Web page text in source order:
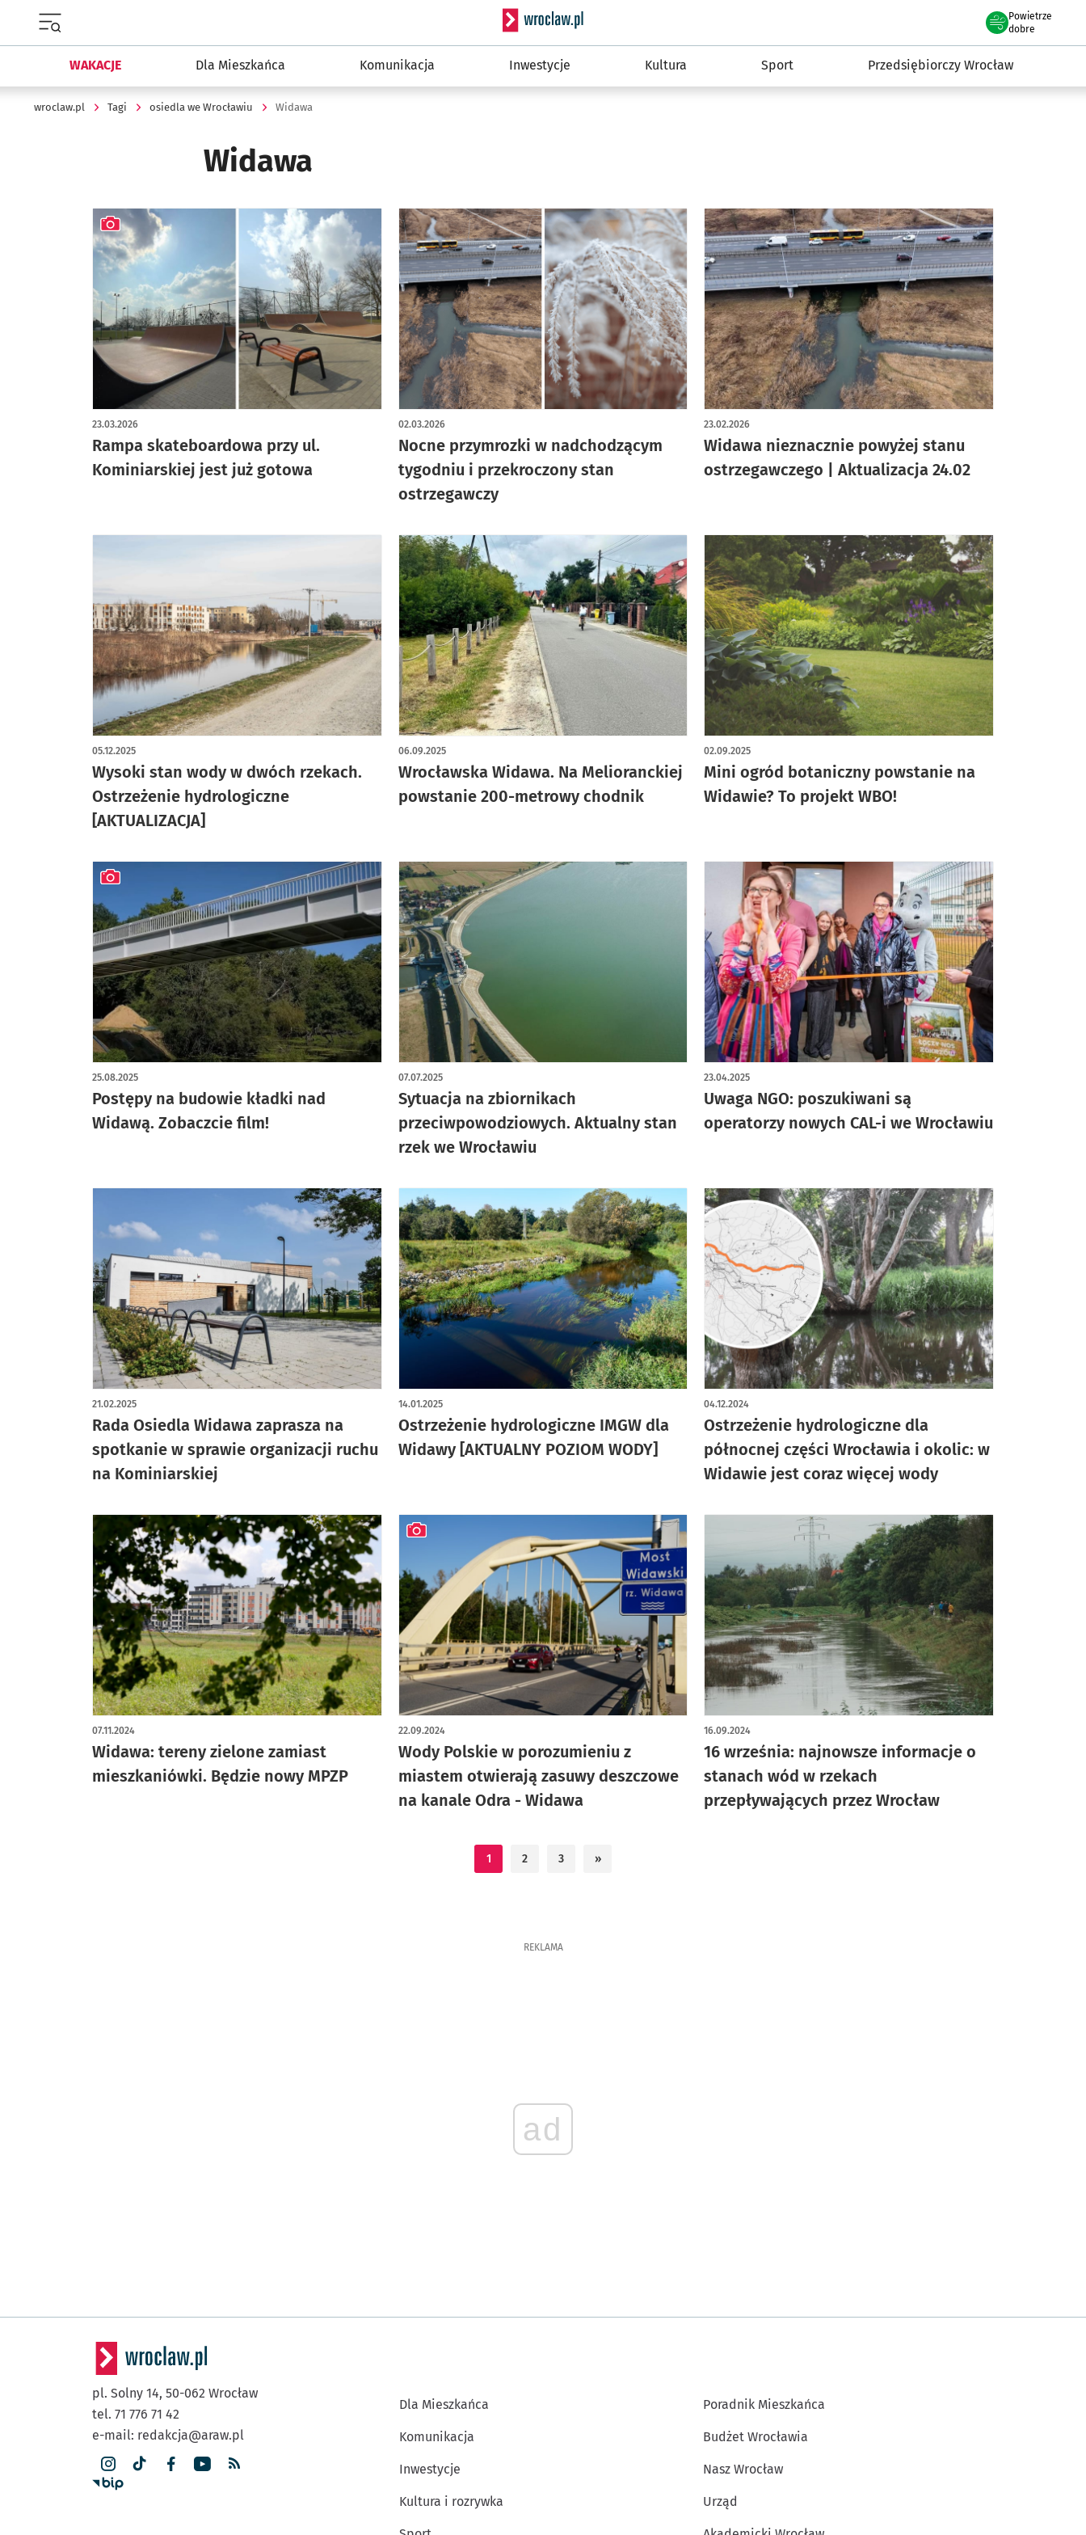
Serwis informacyjny wroclaw.pl
Powietrze
we Wrocławiu
dobre
WAKACJE Dla Mieszkańca Komunikacja Inwestycje Kultura Sport Przedsiębiorczy Wrocław
wroclaw.pl Tagi osiedla we Wrocławiu Widawa
Widawa
Rampa skateboardowa przy ul.
Kominiarskiej jest już gotowa
23.03.2026
artykuł z galerią zdjęć
Nocne przymrozki w nadchodzącym
tygodniu i przekroczony stan
ostrzegawczy
02.03.2026
Widawa nieznacznie powyżej stanu
ostrzegawczego | Aktualizacja 24.02
23.02.2026
Wysoki stan wody w dwóch rzekach.
Ostrzeżenie hydrologiczne
[AKTUALIZACJA]
05.12.2025
Wrocławska Widawa. Na Melioranckiej
powstanie 200-metrowy chodnik
06.09.2025
Mini ogród botaniczny powstanie na
Widawie? To projekt WBO!
02.09.2025
Postępy na budowie kładki nad
Widawą. Zobaczcie film!
25.08.2025
artykuł z galerią zdjęć
Sytuacja na zbiornikach
przeciwpowodziowych. Aktualny stan
rzek we Wrocławiu
07.07.2025
Uwaga NGO: poszukiwani są
operatorzy nowych CAL-i we Wrocławiu
23.04.2025
Rada Osiedla Widawa zaprasza na
spotkanie w sprawie organizacji ruchu
na Kominiarskiej
21.02.2025
Ostrzeżenie hydrologiczne IMGW dla
Widawy [AKTUALNY POZIOM WODY]
14.01.2025
Ostrzeżenie hydrologiczne dla
północnej części Wrocławia i okolic: w
Widawie jest coraz więcej wody
04.12.2024
Widawa: tereny zielone zamiast
mieszkaniówki. Będzie nowy MPZP
07.11.2024
Wody Polskie w porozumieniu z
miastem otwierają zasuwy deszczowe
na kanale Odra - Widawa
22.09.2024
artykuł z galerią zdjęć
16 września: najnowsze informacje o
stanach wód w rzekach
przepływających przez Wrocław
16.09.2024
1 2 3 »
REKLAMA
ad
pl. Solny 14, 50-062 Wrocław
tel. 71 776 71 42
e-mail: redakcja@araw.pl
Dla Mieszkańca
Komunikacja
Inwestycje
Kultura i rozrywka
Poradnik Mieszkańca
Budżet Wrocławia
Nasz Wrocław
Urząd